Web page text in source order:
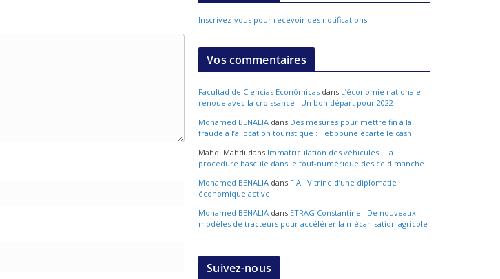
Inscrivez-vous pour recevoir des notifications
Vos commentaires
Facultad de Ciencias Económicas dans L’économie nationale
renoue avec la croissance : Un bon départ pour 2022
Mohamed BENALIA dans Des mesures pour mettre fin à la
fraude à l’allocation touristique : Tebboune écarte le cash !
Mahdi Mahdi dans Immatriculation des véhicules : La
procédure bascule dans le tout-numérique dès ce dimanche
Mohamed BENALIA dans FIA : Vitrine d’une diplomatie
économique active
Mohamed BENALIA dans ETRAG Constantine : De nouveaux
modèles de tracteurs pour accélérer la mécanisation agricole
Suivez-nous